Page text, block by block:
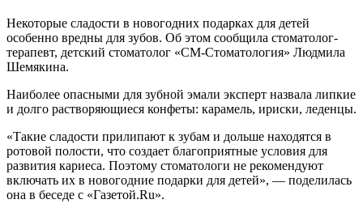
Некоторые сладости в новогодних подарках для детей
особенно вредны для зубов. Об этом сообщила стоматолог-
терапевт, детский стоматолог «СМ-Стоматология» Людмила
Шемякина.
Наиболее опасными для зубной эмали эксперт назвала липкие
и долго растворяющиеся конфеты: карамель, ириски, леденцы.
«Такие сладости прилипают к зубам и дольше находятся в
ротовой полости, что создает благоприятные условия для
развития кариеса. Поэтому стоматологи не рекомендуют
включать их в новогодние подарки для детей», — поделилась
она в беседе с «Газетой.Ru».